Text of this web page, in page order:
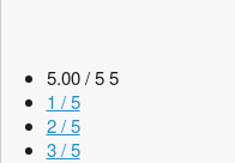
5.00 / 5 5
1 / 5
2 / 5
3 / 5